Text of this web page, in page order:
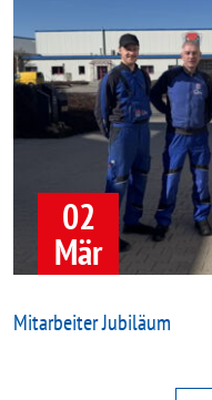
02
Mär
Mitarbeiter Jubiläum